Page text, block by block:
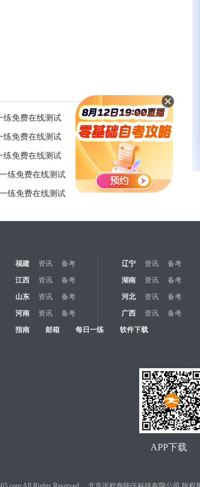
练免费在线测试
练免费在线测试
练免费在线测试
练免费在线测试
练免费在线测试
福建 资讯 备考 辽宁 资讯 备考
江西 资讯 备考 湖南 资讯 备考
山东 资讯 备考 河北 资讯 备考
河南 资讯 备考 广西 资讯 备考
指南 邮箱 每日一练 软件下载
APP下载